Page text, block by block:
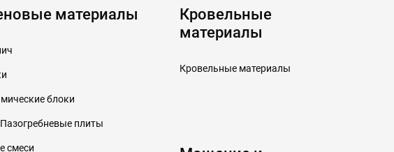
материалы
блоки
плиты
смеси
Кровельные
материалы
Кровельные материалы